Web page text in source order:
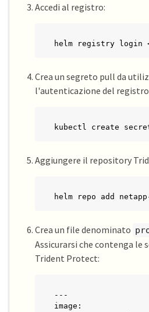
Accedi al registro:
helm registry login
Crea un segreto pull da
l'autenticazione del
kubectl create
Aggiungere il repository
helm repo add
Crea un file denominato
Assicurarsi che contenga le
Trident Protect:
---
image: